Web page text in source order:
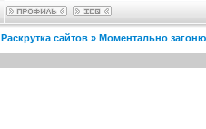
Раскрутка сайтов » Моментально